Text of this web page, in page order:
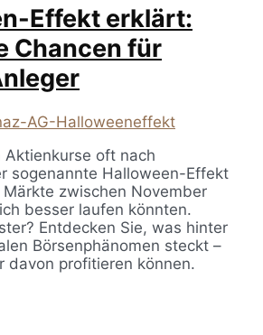
Effekt erklärt:
Chancen für
Aktienkurse oft nach
sogenannte Halloween-Effekt
zwischen November
besser laufen könnten.
Entdecken Sie, was hinter
Börsenphänomen steckt –
davon profitieren können.